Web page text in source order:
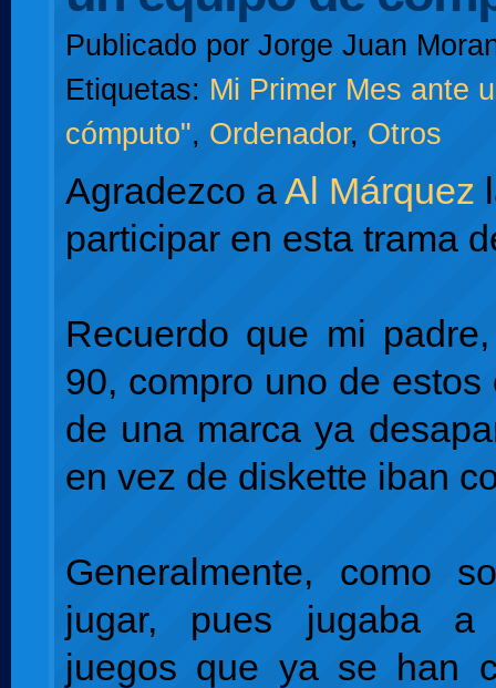
Publicado por Jorge Juan
Etiquetas: Mi Primer Mes ante
cómputo", Ordenador, Otros
Agradezco aAl Márquez
participar en esta trama
Recuerdo que mi
90, compro uno de estos
de una marca ya
en vez de diskette iban
Generalmente, como
jugar, pues jugaba a
juegos que ya se han